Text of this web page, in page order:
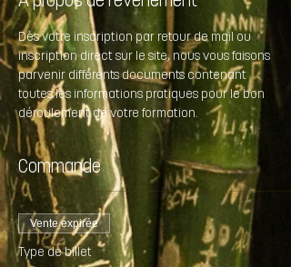
Dès votre inscription par retour de mail ou
inscription direct sur le site, nous vous faisons
parvenir différents documents contenant
toutes les informations pratiques pour le bon
déroulement de votre formation.
Commande
Vente expirée
Type de billet